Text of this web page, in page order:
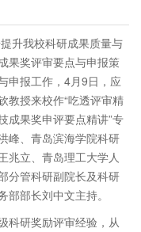
升我校科研成果质量与
果奖评审要点与申报策
申报工作，4月9日，应
教授来校作“吃透评审精
果奖申评要点精讲”专
峰、青岛滨海学院科研
兆立、青岛理工大学人
分管科研副院长及科研
部长刘中文主持。
科研奖励评审经验，从